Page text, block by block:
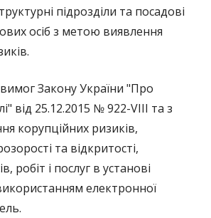
підрозділи та посадові
осіб з метою виявлення
Закону України "Про
від 25.12.2015 № 922-VIII та з
корупційних ризиків,
та відкритості,
робіт і послуг в установі
електронної